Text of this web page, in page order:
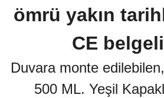
ömrü yakın
CE
Duvara monte
500 ML. Yeşil